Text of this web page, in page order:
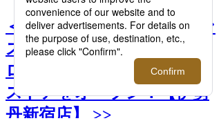
＜シック ジャパン＞のメン
ズスキンケアブランド＜プ
ロジスタ＞がポップアップ
ストアをオープン！【伊勢
丹新宿店】 >>